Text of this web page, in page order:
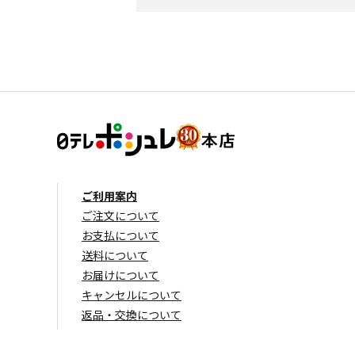
ご利用案内
ご注文について
お支払について
送料について
お届けについて
キャンセルについて
返品・交換について